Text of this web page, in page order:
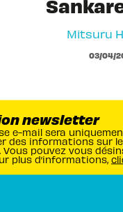
Mitsuru
03/04/
newsletter
e-mail sera
des informations sur
Vous pouvez vous
plus d’informations,